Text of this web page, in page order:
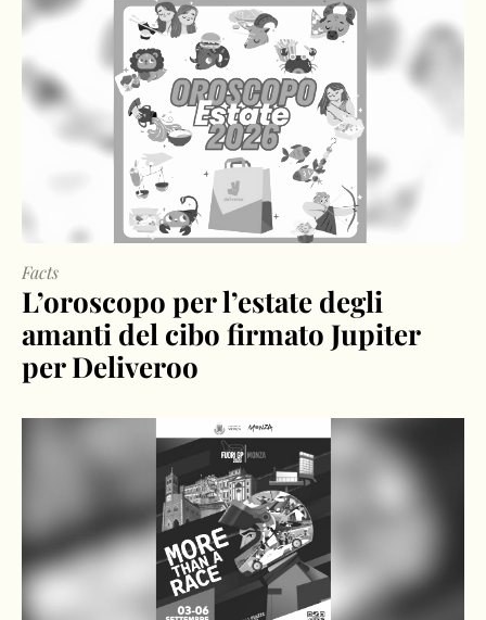
L’oroscopo per l’estate degli
amanti del cibo firmato Jupiter
per Deliveroo
Facts